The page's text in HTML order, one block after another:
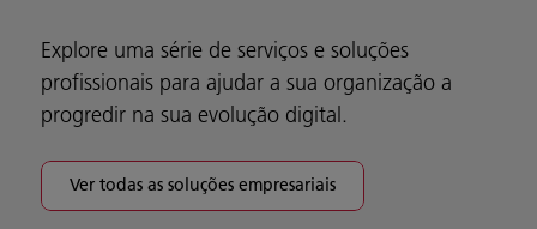
Explore uma série de serviços e soluções
profissionais para ajudar a sua organização a
progredir na sua evolução digital.
Ver todas as soluções empresariais